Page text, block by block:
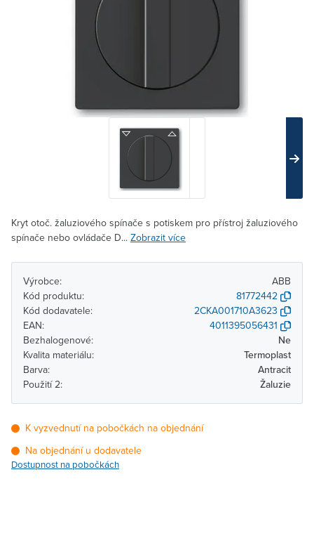
Kryt otoč. žaluziového spínače s potiskem pro přístroj žaluziového
spínače nebo ovládače D... Zobrazit více
Výrobce:
ABB
Kód produktu:
81772442
Kód dodavatele:
2CKA001710A3623
EAN:
4011395056431
Bezhalogenové:
Ne
Kvalita materiálu:
Termoplast
Barva:
Antracit
Použití 2:
Žaluzie
K vyzvednutí na pobočkách na objednání
Na objednání u dodavatele
Dostupnost na pobočkách